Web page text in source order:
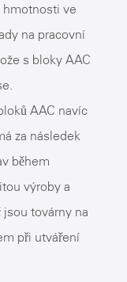
hmotnosti ve
na pracovní
s bloky AAC
AAC navíc
za následek
během
výroby a
továrny na
při utváření